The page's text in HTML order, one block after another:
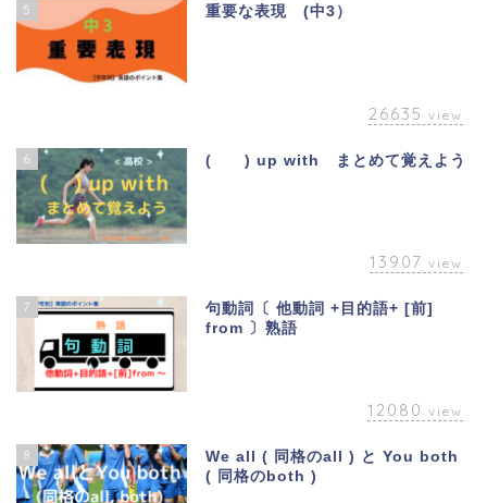
5 重要な表現 (中3）
26635 view
6 ( ) up with まとめて覚えよう
13907 view
7
句動詞〔 他動詞 +目的語+ [前]
from 〕熟語
12080 view
8
We all ( 同格のall ) と You both
( 同格のboth )